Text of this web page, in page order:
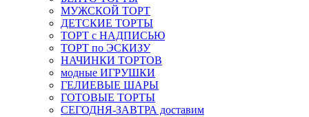
МУЖСКОЙ ТОРТ
ДЕТСКИЕ ТОРТЫ
ТОРТ с НАДПИСЬЮ
ТОРТ по ЭСКИЗУ
НАЧИНКИ ТОРТОВ
модные ИГРУШКИ
ГЕЛИЕВЫЕ ШАРЫ
ГОТОВЫЕ ТОРТЫ
СЕГОДНЯ-ЗАВТРА доставим